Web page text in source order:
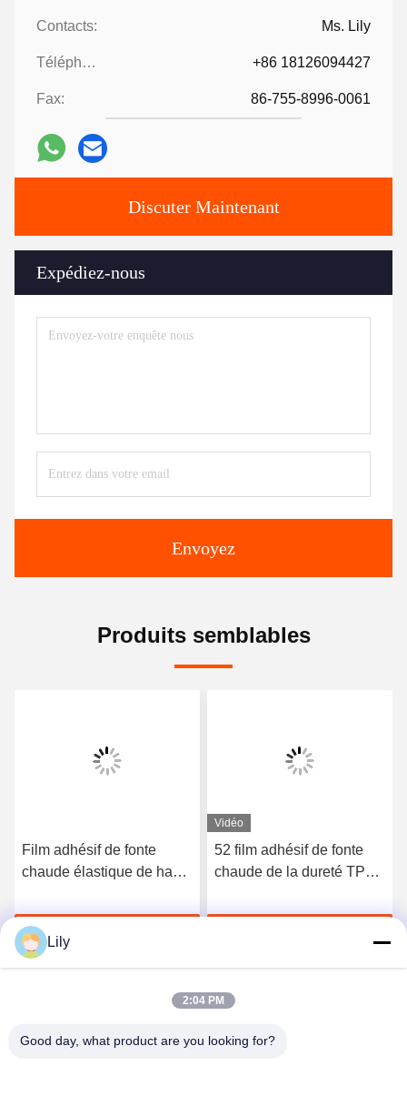
Contacts: Ms. Lily
Téléphone: +86 18126094427
Fax: 86-755-8996-0061
Discuter Maintenant
Expédiez-nous
Envoyez
Produits semblables
Film adhésif de fonte
chaude élastique de haute
3412
Discuter Maintenant
Vidéo
52 film adhésif de fonte
chaude de la dureté TPU
vêtements sans couture
Lily
2:04 PM
Good day, what product are you looking for?